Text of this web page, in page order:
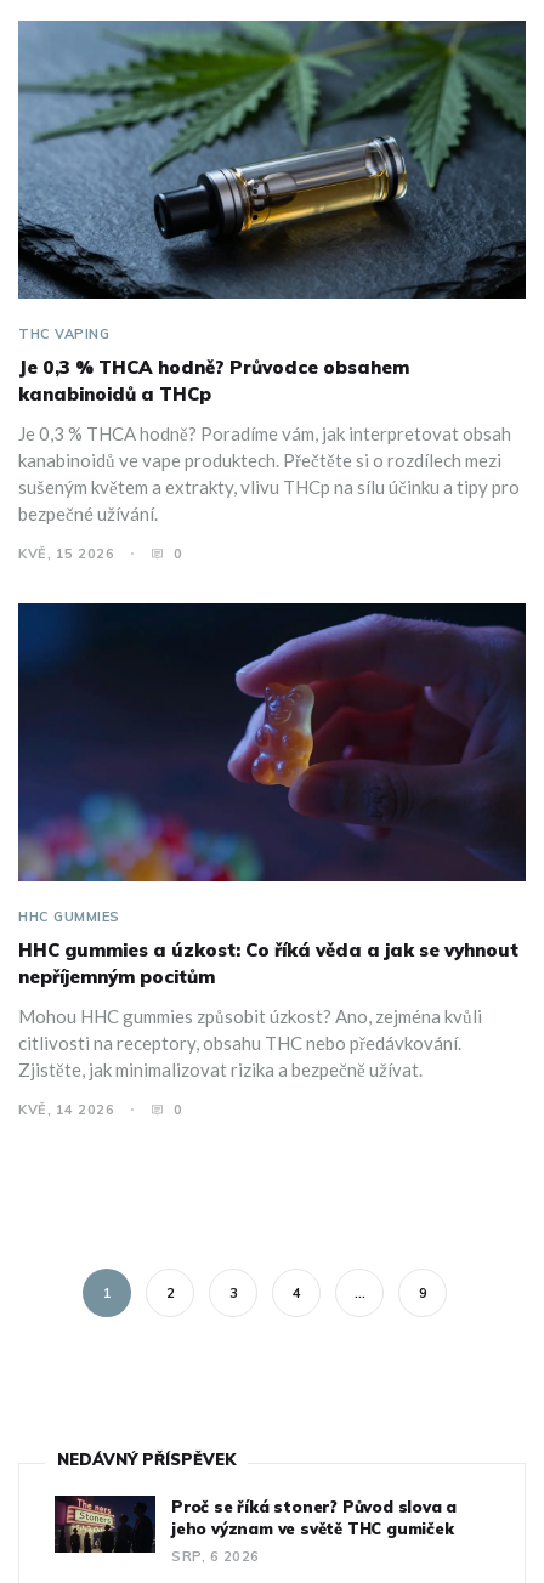
THC VAPING
Je 0,3 % THCA hodně? Průvodce obsahem
kanabinoidů a THCp
Je 0,3 % THCA hodně? Poradíme vám, jak interpretovat obsah
kanabinoidů ve vape produktech. Přečtěte si o rozdílech mezi
sušeným květem a extrakty, vlivu THCp na sílu účinku a tipy pro
bezpečné užívání.
KVĚ, 15 2026 0
HHC GUMMIES
HHC gummies a úzkost: Co říká věda a jak se vyhnout
nepříjemným pocitům
Mohou HHC gummies způsobit úzkost? Ano, zejména kvůli
citlivosti na receptory, obsahu THC nebo předávkování.
Zjistěte, jak minimalizovat rizika a bezpečně užívat.
KVĚ, 14 2026 0
1 2 3 4 … 9
NEDÁVNÝ PŘÍSPĚVEK
Proč se říká stoner? Původ slova a
jeho význam ve světě THC gumiček
SRP, 6 2026